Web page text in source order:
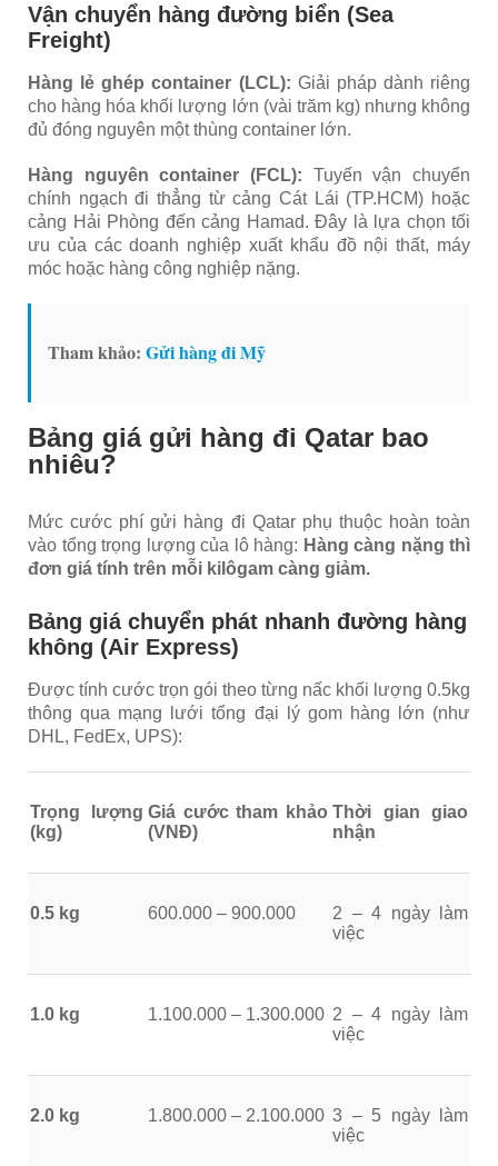
Vận chuyển hàng đường biển (Sea
Freight)
Hàng lẻ ghép container (LCL): Giải pháp dành riêng
cho hàng hóa khối lượng lớn (vài trăm kg) nhưng không
đủ đóng nguyên một thùng container lớn.
Hàng nguyên container (FCL): Tuyến vận chuyển
chính ngạch đi thẳng từ cảng Cát Lái (TP.HCM) hoặc
cảng Hải Phòng đến cảng Hamad. Đây là lựa chọn tối
ưu của các doanh nghiệp xuất khẩu đồ nội thất, máy
móc hoặc hàng công nghiệp nặng.
Tham khảo: Gửi hàng đi Mỹ
Bảng giá gửi hàng đi Qatar bao
nhiêu?
Mức cước phí gửi hàng đi Qatar phụ thuộc hoàn toàn
vào tổng trọng lượng của lô hàng: Hàng càng nặng thì
đơn giá tính trên mỗi kilôgam càng giảm.
Bảng giá chuyển phát nhanh đường hàng
không (Air Express)
Được tính cước trọn gói theo từng nấc khối lượng 0.5kg
thông qua mạng lưới tổng đại lý gom hàng lớn (như
DHL, FedEx, UPS):
Trọng lượng
(kg)
Giá cước tham khảo
(VNĐ)
Thời gian giao
nhận
0.5 kg 600.000 – 900.000
2 – 4 ngày làm
việc
1.0 kg 1.100.000 – 1.300.000 2 – 4 ngày làm
việc
2.0 kg 1.800.000 – 2.100.000 3 – 5 ngày làm
việc